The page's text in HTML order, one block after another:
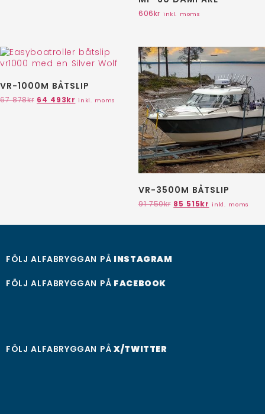
606kr inkl. moms
VR-1000M BÅTSLIP
67 878kr 64 493kr inkl. moms
VR-3500M BÅTSLIP
91 750kr 85 515kr inkl. moms
FÖLJ ALFABRYGGAN PÅ INSTAGRAM
FÖLJ ALFABRYGGAN PÅ FACEBOOK
FÖLJ ALFABRYGGAN PÅ X/TWITTER